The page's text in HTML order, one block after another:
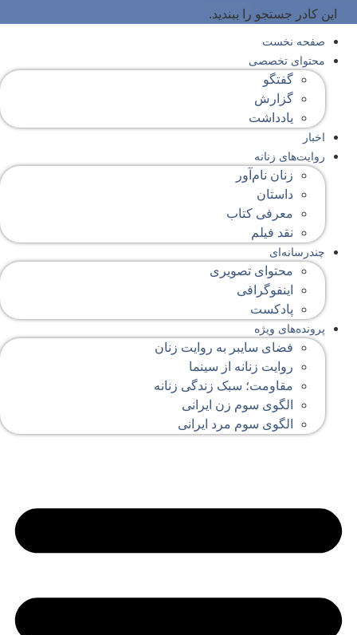
این کادر جستجو را ببندید.
صفحه‌ نخست
محتوای‌ تخصصی
گفتگو
گزارش
یادداشت
اخبار
روایت‌های زنانه
زنان نام‌آور
داستان
معرفی کتاب
نقد فیلم
چندرسانه‌ای
محتوای تصویری
اینفوگرافی
پادکست
پرونده‌های ویژه
فضای سایبر به روایت زنان
روایت زنانه از سینما
مقاومت؛ سبک زندگی زنانه
الگوی سوم زن ایرانی
الگوی سوم مرد ایرانی